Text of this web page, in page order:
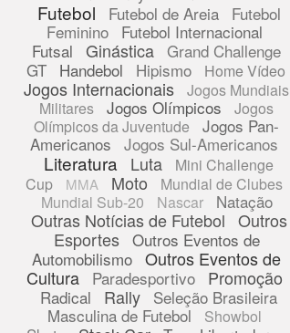
Futebol Futebol de Areia
Futebol
Feminino
Futebol Internacional
Futsal Ginástica Grand Challenge
GT Handebol Hipismo Home Vídeo
Jogos Internacionais
Jogos Mundiais
Militares
Jogos Olímpicos
Jogos
Olímpicos da Juventude
Jogos Pan-
Americanos Jogos Sul-Americanos
Literatura Luta
Mini Challenge
Cup
MMA Moto
Mundial de Clubes
Mundial Sub-20
Nascar Natação
Outras Notícias de Futebol Outros
Esportes Outros Eventos de
Automobilismo Outros Eventos de
Cultura
Paradesportivo Promoção
Radical Rally Seleção Brasileira
Masculina de Futebol
Showbol